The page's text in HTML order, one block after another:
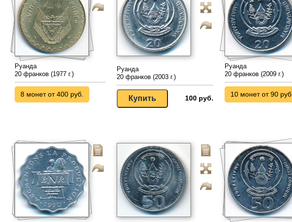
Руанда
20 франков (1977 г.)
8 монет от 400 руб.
Руанда
20 франков (2003 г.)
100 руб.
Руанда
20 франков (2009 г.)
10 монет от 90 руб.